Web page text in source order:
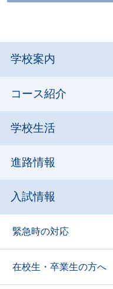
学校案内
コース紹介
学校生活
進路情報
入試情報
緊急時の対応
在校生・卒業生の方へ